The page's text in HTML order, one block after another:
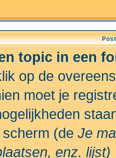
topic in een
op de
moet je
(de Je
enz. lijst)